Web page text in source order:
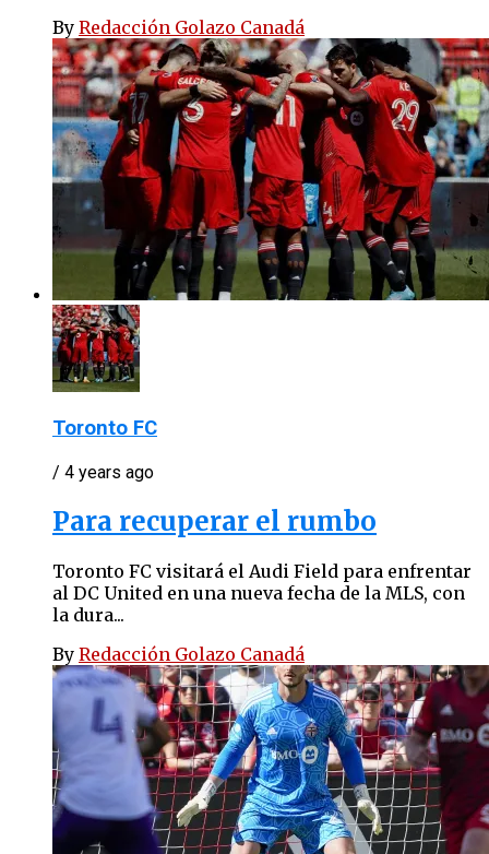
By Redacción Golazo Canadá
Toronto FC
/ 4 years ago
Para recuperar el rumbo
Toronto FC visitará el Audi Field para enfrentar
al DC United en una nueva fecha de la MLS, con
la dura...
By Redacción Golazo Canadá